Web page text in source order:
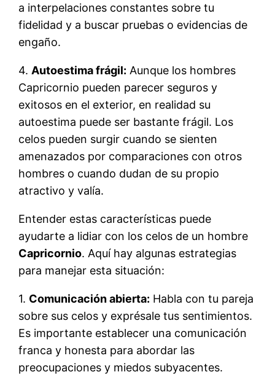
a interpelaciones constantes sobre tu
fidelidad y a buscar pruebas o evidencias de
engaño.
4. Autoestima frágil: Aunque los hombres
Capricornio pueden parecer seguros y
exitosos en el exterior, en realidad su
autoestima puede ser bastante frágil. Los
celos pueden surgir cuando se sienten
amenazados por comparaciones con otros
hombres o cuando dudan de su propio
atractivo y valía.
Entender estas características puede
ayudarte a lidiar con los celos de un hombre
Capricornio. Aquí hay algunas estrategias
para manejar esta situación:
1. Comunicación abierta: Habla con tu pareja
sobre sus celos y exprésale tus sentimientos.
Es importante establecer una comunicación
franca y honesta para abordar las
preocupaciones y miedos subyacentes.